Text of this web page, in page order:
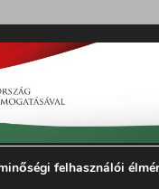
katolikus hetilap 2014.
EGYH-KCP-14-P-
felhasználói